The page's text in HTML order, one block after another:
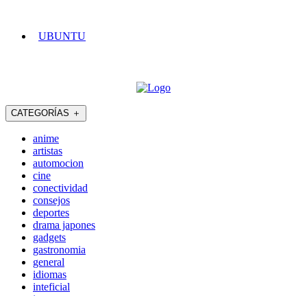
UBUNTU
CATEGORÍAS ＋
anime
artistas
automocion
cine
conectividad
consejos
deportes
drama japones
gadgets
gastronomia
general
idiomas
inteficial